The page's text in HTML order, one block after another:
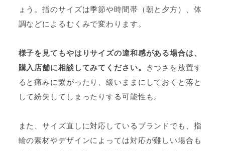
ょう。指のサイズは季節や時間帯（朝と夕方）、体
調などによるむくみで変わります。
様子を見てもやはりサイズの違和感がある場合は、
購入店舗に相談してみてください。
きつさを放置す
ると痛みに繋がったり、緩いままにしておくと落と
して紛失してしまったりする可能性も。
また、サイズ直しに対応しているブランドでも、指
輪の素材やデザインによっては対応が難しい場合も